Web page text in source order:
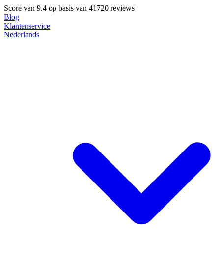
Score van 9.4 op basis van 41720 reviews
Blog
Klantenservice
Nederlands